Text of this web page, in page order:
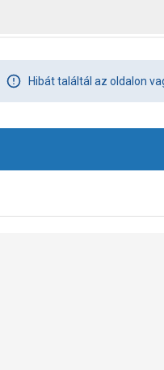
Hibát találtál az oldalon